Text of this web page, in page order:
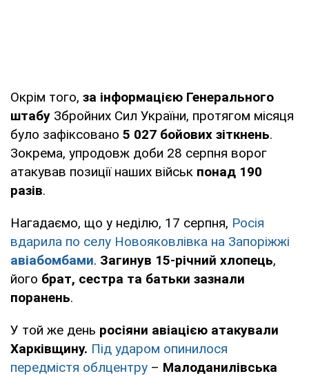
Окрім того, за інформацією Генерального
штабу Збройних Сил України, протягом місяця
було зафіксовано 5 027 бойових зіткнень.
Зокрема, упродовж доби 28 серпня ворог
атакував позиції наших військ понад 190
разів.
Нагадаємо, що у неділю, 17 серпня, Росія
вдарила по селу Новояковлівка на Запоріжжі
авіабомбами. Загинув 15-річний хлопець,
його брат, сестра та батьки зазнали
поранень.
У той же день росіяни авіацією атакували
Харківщину. Під ударом опинилося
передмістя облцентру – Малоданилівська